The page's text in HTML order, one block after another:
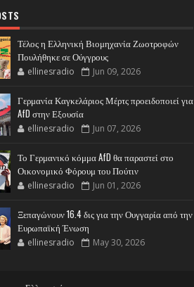
Τέλος η Ελληνική Βιομηχανία Ζωοτροφών
Πουλήθηκε σε Ούγγρους
ellinesradio Jun 09, 2026
Γερμανία Καγκελάριος Μέρτς προειδοποιεί για
AfD στην Εξουσία
ellinesradio Jun 07, 2026
Το Γερμανικό κόμμα AfD θα παραστεί στο
Οικονομικό Φόρουμ του Πούτιν
ellinesradio Jun 01, 2026
Ξεπαγώνουν 16.4 δις για την Ουγγαρία από την
Ευρωπαϊκή Ένωση
ellinesradio May 30, 2026